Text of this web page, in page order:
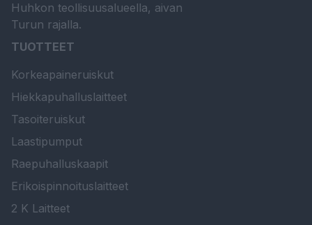
Huhkon teollisuusalueella, aivan
Turun rajalla.
TUOTTEET
Korkeapaineruiskut
Hiekkapuhalluslaitteet
Tasoiteruiskut
Laastipumput
Raepuhalluskaapit
Erikoispinnoituslaitteet
2 K Laitteet